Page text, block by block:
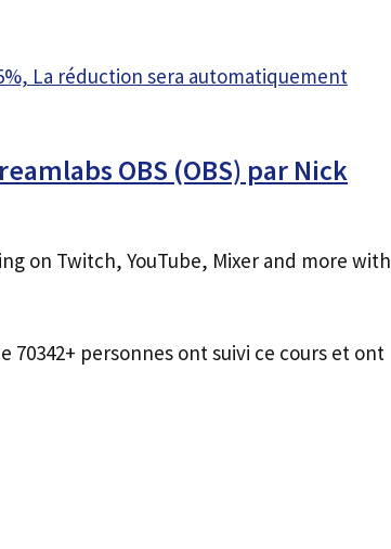
La réduction sera automatiquement
OBS (OBS) par Nick
on Twitch, YouTube, Mixer and more with
70342+ personnes ont suivi ce cours et ont